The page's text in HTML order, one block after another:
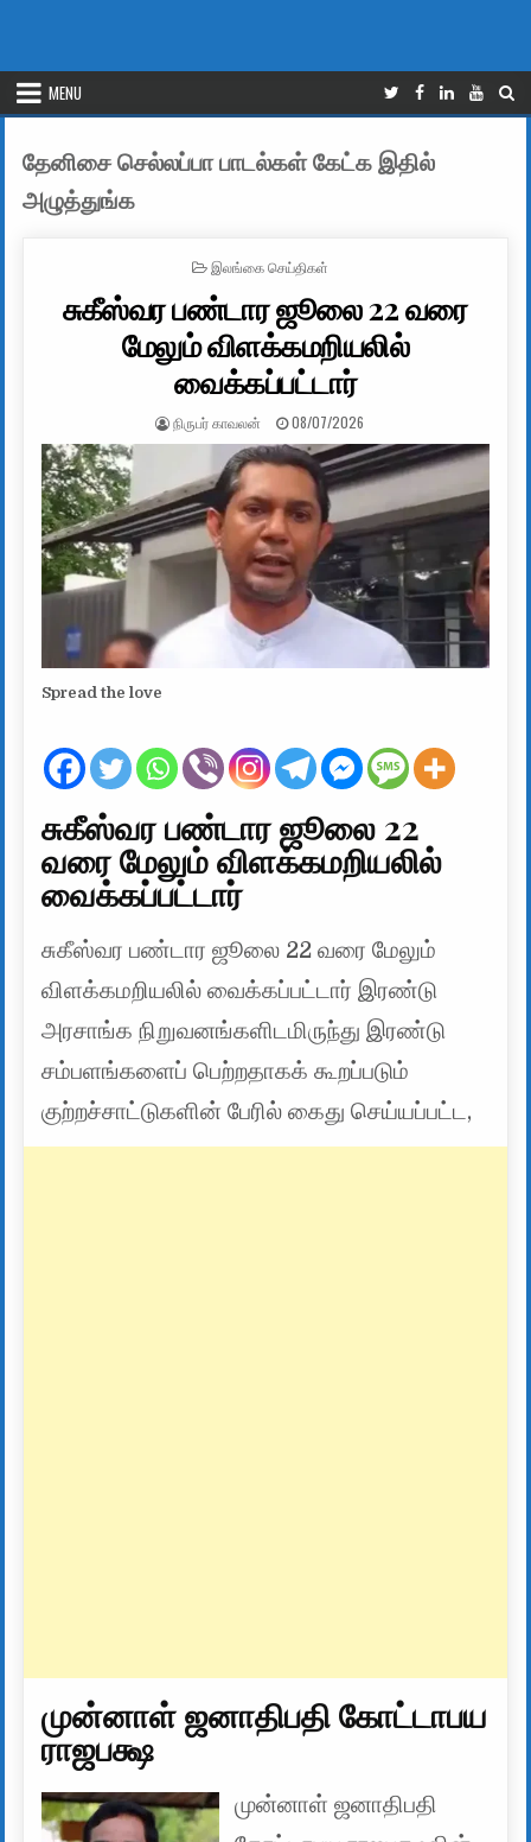
MENU
தேனிசை செல்லப்பா பாடல்கள் கேட்க இதில்
அழுத்துங்க
POSTED IN
இலங்கை செய்திகள்
சுகீஸ்வர பண்டார ஜூலை 22 வரை
மேலும் விளக்கமறியலில்
வைக்கப்பட்டார்
AUTHOR:
நிருபர் காவலன் PUBLISHED DATE:
08/07/2026
Spread the love
சுகீஸ்வர பண்டார ஜூலை 22
வரை மேலும் விளக்கமறியலில்
வைக்கப்பட்டார்
சுகீஸ்வர பண்டார ஜூலை 22 வரை மேலும்
விளக்கமறியலில் வைக்கப்பட்டார் இரண்டு
அரசாங்க நிறுவனங்களிடமிருந்து இரண்டு
சம்பளங்களைப் பெற்றதாகக் கூறப்படும்
குற்றச்சாட்டுகளின் பேரில் கைது செய்யப்பட்ட,
முன்னாள் ஜனாதிபதி கோட்டாபய
ராஜபக்ஷ
முன்னாள் ஜனாதிபதி